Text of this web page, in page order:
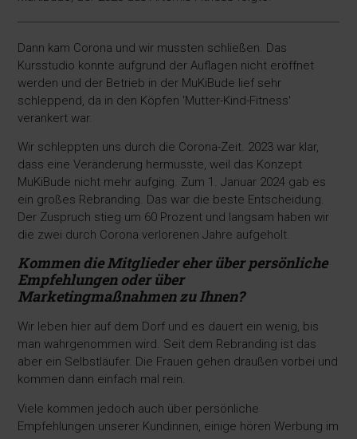
Dann kam Corona und wir mussten schließen. Das
Kursstudio konnte aufgrund der Auflagen nicht eröffnet
werden und der Betrieb in der MuKiBude lief sehr
schleppend, da in den Köpfen 'Mutter-Kind-Fitness'
verankert war.
Wir schleppten uns durch die Corona-Zeit. 2023 war klar,
dass eine Veränderung hermusste, weil das Konzept
MuKiBude nicht mehr aufging. Zum 1. Januar 2024 gab es
ein großes Rebranding. Das war die beste Entscheidung.
Der Zuspruch stieg um 60 Prozent und langsam haben wir
die zwei durch Corona verlorenen Jahre aufgeholt.
Kommen die Mitglieder eher über persönliche
Empfehlungen oder über
Marketingmaßnahmen zu Ihnen?
Wir leben hier auf dem Dorf und es dauert ein wenig, bis
man wahrgenommen wird. Seit dem Rebranding ist das
aber ein Selbstläufer. Die Frauen gehen draußen vorbei und
kommen dann einfach mal rein.
Viele kommen jedoch auch über persönliche
Empfehlungen unserer Kundinnen, einige hören Werbung im